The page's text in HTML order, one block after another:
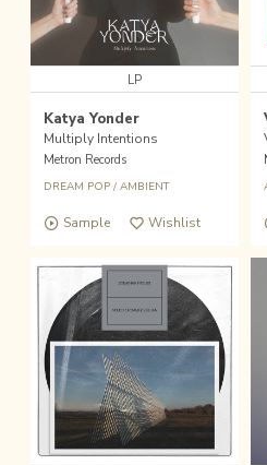
LP
Katya Yonder
Multiply Intentions
Metron Records
DREAM POP/ AMBIENT
Sample Wishlist